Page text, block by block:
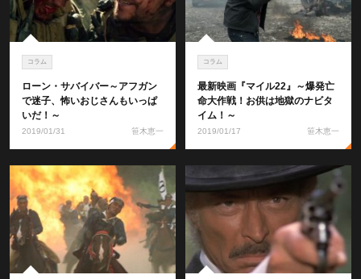
コラム
ローン・サバイバー～アフガン
で迷子、怖いおじさんもいっぱ
いだ！～
2019/01/31 笹木恵一
コラム
最新映画『マイル22』～爆発亡
命大作戦！お供は地獄のナビタ
イム！～
2019/01/17 笹木恵一